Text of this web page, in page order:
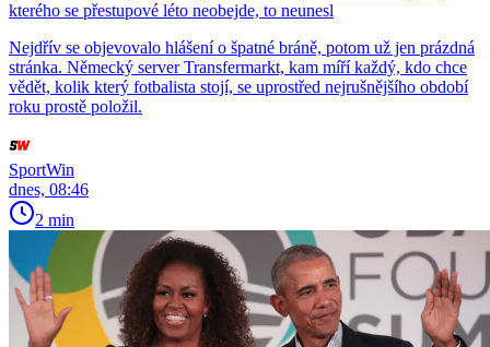
kterého se přestupové léto neobejde, to neunesl
Nejdřív se objevovalo hlášení o špatné bráně, potom už jen prázdná
stránka. Německý server Transfermarkt, kam míří každý, kdo chce
vědět, kolik který fotbalista stojí, se uprostřed nejrušnějšího období
roku prostě položil.
SportWin
dnes, 08:46
2 min